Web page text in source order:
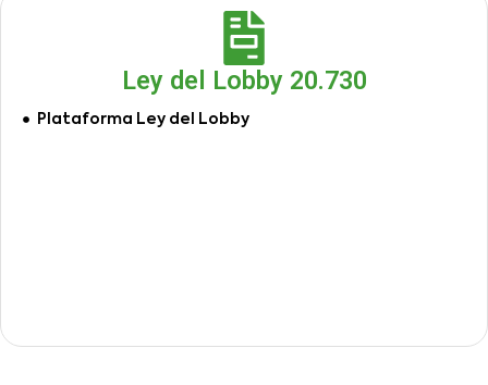
Ley del Lobby 20.730
Plataforma Ley del Lobby